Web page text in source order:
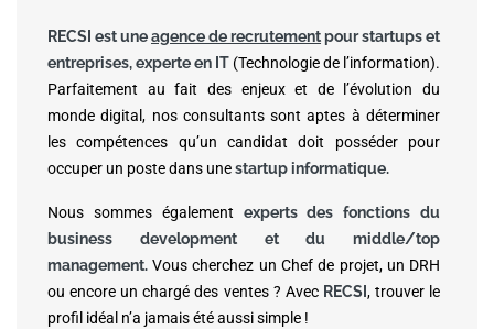
RECSI est uneagence de recrutementpour startups et
entreprises, experte en IT (Technologie de l’information).
Parfaitement au fait des enjeux et de l’évolution du
monde digital, nos consultants sont aptes à déterminer
les compétences qu’un candidat doit posséder pour
occuper un poste dans unestartup informatique.
Nous sommes également experts des fonctions du
business development et du middle/top
management.Vous cherchez un Chef de projet, un DRH
ou encore un chargé des ventes ? Avec RECSI , trouver le
profil idéal n’a jamais été aussi simple !